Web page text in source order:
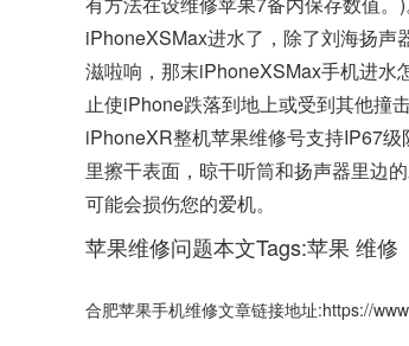
iPhoneXSMax进水了，除了刘海扬声
滋啦响，那末iPhoneXSMax手机进水
止使iPhone跌落到地上或受到其他撞
iPhoneXR整机苹果维修号支持IP67
里擦干表面，晾干听筒和扬声器里边
可能会损伤您的爱机。
苹果维修问题本文Tags:苹果 维修
合肥苹果手机维修文章链接地址:https://